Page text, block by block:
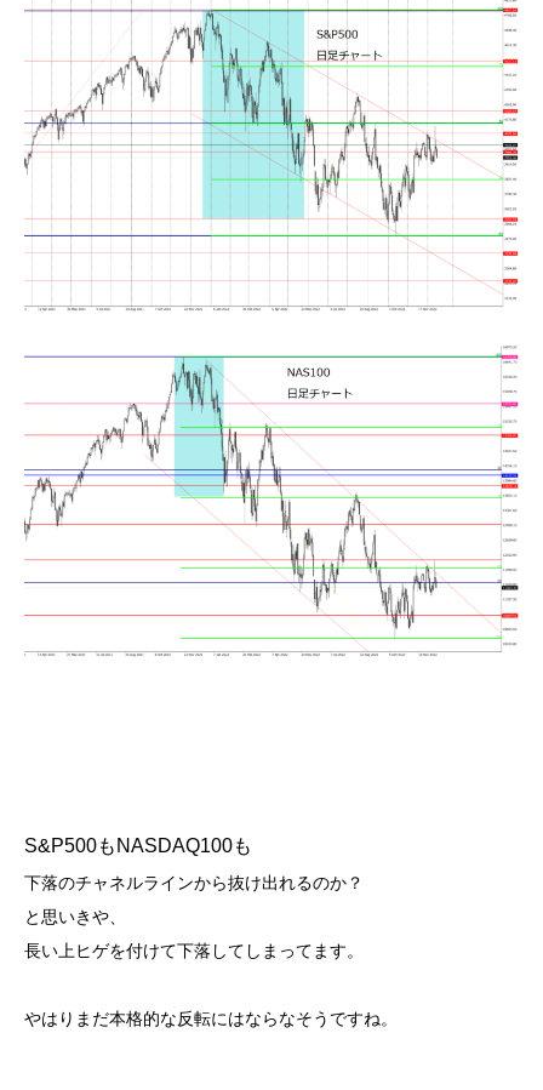
S&P500もNASDAQ100も
下落のチャネルラインから抜け出れるのか？
と思いきや、
長い上ヒゲを付けて下落してしまってます。
やはりまだ本格的な反転にはならなそうですね。